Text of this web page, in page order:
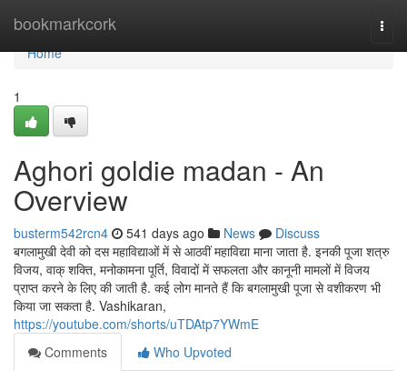
bookmarkcork
Home
Home
1
Aghori goldie madan - An
Overview
busterm542rcn4 541 days ago News
Discuss
बगलामुखी देवी को दस महाविद्याओं में से आठवीं महाविद्या माना जाता है. इनकी पूजा शत्रु
विजय, वाक् शक्ति, मनोकामना पूर्ति, विवादों में सफलता और कानूनी मामलों में विजय
प्राप्त करने के लिए की जाती है. कई लोग मानते हैं कि बगलामुखी पूजा से वशीकरण भी
किया जा सकता है. Vashikaran,
https://youtube.com/shorts/uTDAtp7YWmE
Comments
Who Upvoted